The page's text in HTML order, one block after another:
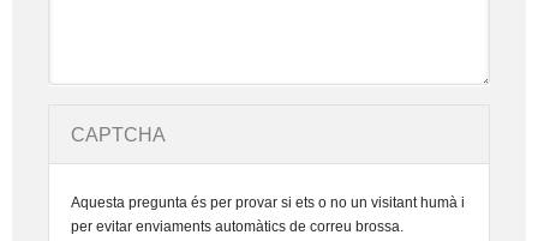
CAPTCHA
Aquesta pregunta és per provar si ets o no un visitant humà i
per evitar enviaments automàtics de correu brossa.